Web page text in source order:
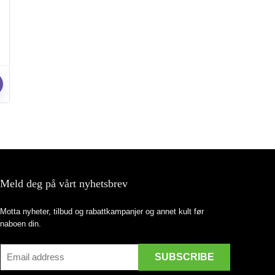
Meld deg på vårt nyhetsbrev
Motta nyheter, tilbud og rabattkampanjer og annet kult før
naboen din.